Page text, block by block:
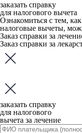
заказать справку
для налогового вычета
Ознакомиться с тем,
налоговые вычеты,
Заказ справки за
Заказ справки за
заказать справку
для налогового
вычета за лечение